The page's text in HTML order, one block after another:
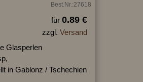
Best.Nr.:27618
für 0.89 €
zzgl. Versand
Glasperlen
in Gablonz / Tschechien